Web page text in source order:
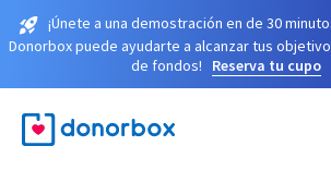
¡Únete a una demostración en de 30
Donorbox puede ayudarte a alcanzar tus
de fondos!
Reserva tu cupo